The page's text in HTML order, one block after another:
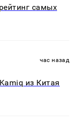
самых
час назад
из Китая